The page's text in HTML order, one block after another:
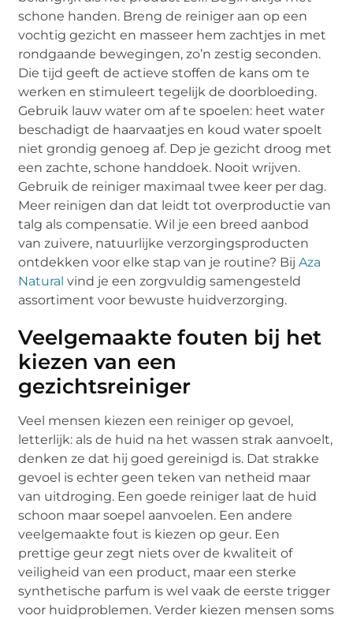
schone handen. Breng de reiniger aan op een
vochtig gezicht en masseer hem zachtjes in met
rondgaande bewegingen, zo’n zestig seconden.
Die tijd geeft de actieve stoffen de kans om te
werken en stimuleert tegelijk de doorbloeding.
Gebruik lauw water om af te spoelen: heet water
beschadigt de haarvaatjes en koud water spoelt
niet grondig genoeg af. Dep je gezicht droog met
een zachte, schone handdoek. Nooit wrijven.
Gebruik de reiniger maximaal twee keer per dag.
Meer reinigen dan dat leidt tot overproductie van
talg als compensatie. Wil je een breed aanbod
van zuivere, natuurlijke verzorgingsproducten
ontdekken voor elke stap van je routine? BijAza
Natural vind je een zorgvuldig samengesteld
assortiment voor bewuste huidverzorging.
Veelgemaakte fouten bij het
kiezen van een
gezichtsreiniger
Veel mensen kiezen een reiniger op gevoel,
letterlijk: als de huid na het wassen strak aanvoelt,
denken ze dat hij goed gereinigd is. Dat strakke
gevoel is echter geen teken van netheid maar
van uitdroging. Een goede reiniger laat de huid
schoon maar soepel aanvoelen. Een andere
veelgemaakte fout is kiezen op geur. Een
prettige geur zegt niets over de kwaliteit of
veiligheid van een product, maar een sterke
synthetische parfum is wel vaak de eerste trigger
voor huidproblemen. Verder kiezen mensen soms